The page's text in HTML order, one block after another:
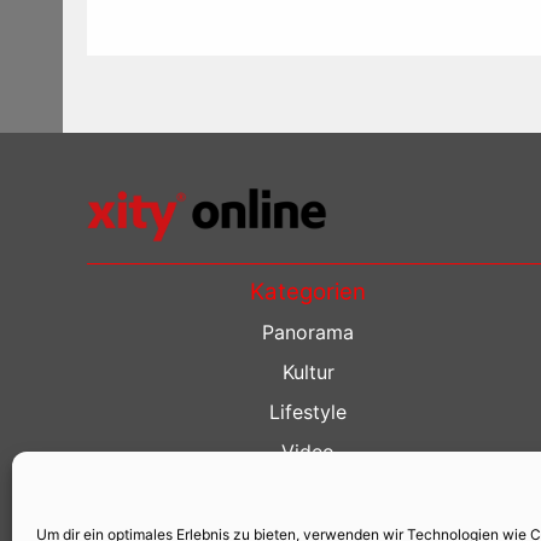
Um dir ein optimales Erlebnis zu bieten, verwenden wir Technologien wie
Kategorien
Panorama
Kultur
Lifestyle
Video
Kino Guide